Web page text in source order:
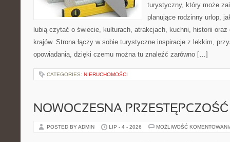
turystyczny, który może
planujące rodzinny urlop,
lubią czytać o świecie, kulturach, atrakcjach, kuchni, historii
krajów. Strona łączy w sobie turystyczne inspiracje z lekkim,
opowiadania, dzięki czemu można tu znaleźć zarówno […]
CATEGORIES: NIERUCHOMOŚCI
NOWOCZESNA PRZESTĘPCZOŚĆ
POSTED BY ADMIN LIP - 4 - 2026 MOŻLIWOŚĆ